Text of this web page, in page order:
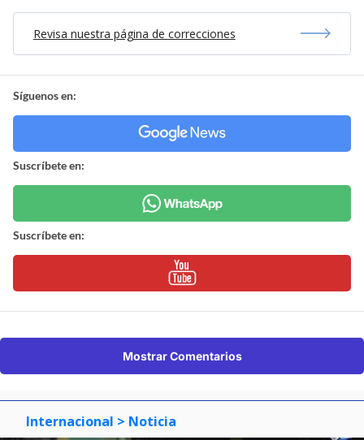
Revisa nuestra página de correcciones
Síguenos en:
Suscríbete en:
Suscríbete en:
Mostrar Comentarios
Internacional > Noticia